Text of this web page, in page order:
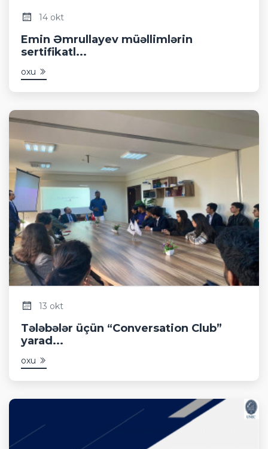
14 okt
Emin Əmrullayev müəllimlərin
sertifikatl...
oxu
13 okt
Tələbələr üçün “Conversation Club”
yarad...
oxu